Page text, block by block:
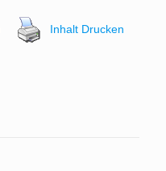
Inhalt Drucken